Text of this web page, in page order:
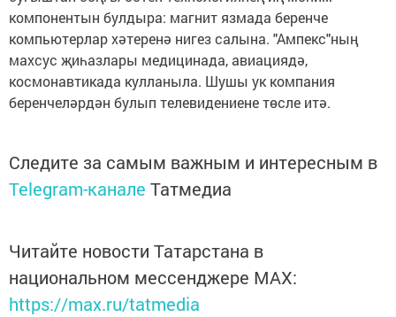
компонентын булдыра: магнит язмада беренче
компьютерлар хәтеренә нигез салына. "Ампекс"ның
махсус җиһазлары медицинада, авиациядә,
космонавтикада кулланыла. Шушы ук компания
беренчеләрдән булып телевидениене төсле итә.
Следите за самым важным и интересным в
Telegram-канале Татмедиа
Читайте новости Татарстана в
национальном мессенджере MАХ:
https://max.ru/tatmedia